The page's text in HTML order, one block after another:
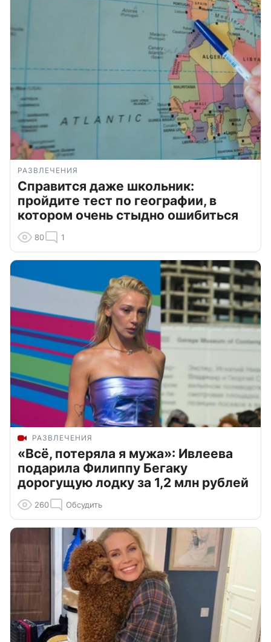
РАЗВЛЕЧЕНИЯ
Справится даже школьник:
пройдите тест по географии, в
котором очень стыдно ошибиться
80 1
РАЗВЛЕЧЕНИЯ
«Всё, потеряла я мужа»: Ивлеева
подарила Филиппу Бегаку
дорогущую лодку за 1,2 млн рублей
260 Обсудить